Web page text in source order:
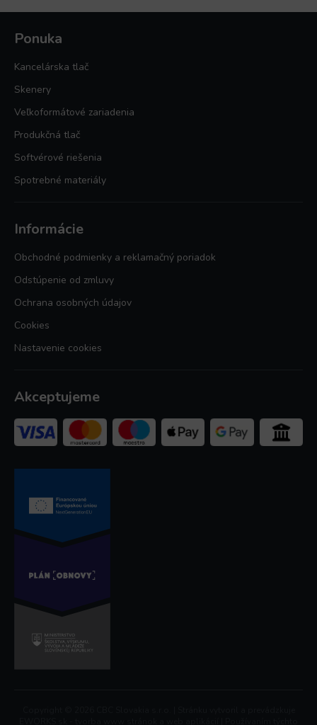
Ponuka
Kancelárska tlač
Skenery
Veľkoformátové zariadenia
Produkčná tlač
Softvérové riešenia
Spotrebné materiály
Informácie
Obchodné podmienky a reklamačný poriadok
Odstúpenie od zmluvy
Ochrana osobných údajov
Cookies
Nastavenie cookies
Akceptujeme